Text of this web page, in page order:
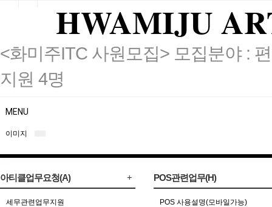
HWAMIJU
<화미주ITC 사원모집> 모집분야 :
지원 4명
MENU
이미지
아티클업무요청(A)
세무관련업무지원
POS관련업무(H)
POS 사용설명(모바일가능)